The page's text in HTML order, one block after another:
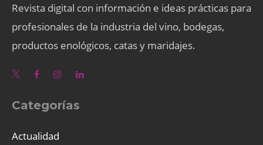
Revista digital con información e ideas prácticas para
profesionales de la industria del vino, bodegas,
productos enológicos, catas y maridajes.
Categorías
Actualidad